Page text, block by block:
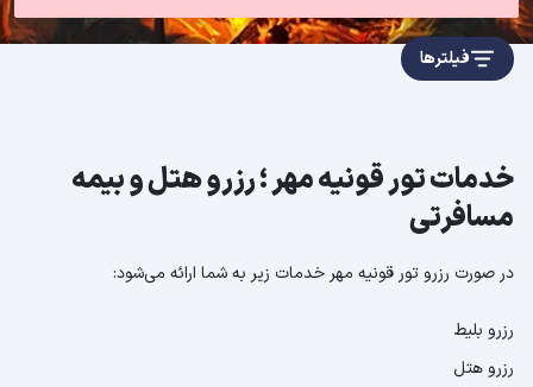
فیلترها
خدمات تور قونیه مهر ؛ رزرو هتل و بیمه
مسافرتی
در صورت رزرو تور قونیه مهر خدمات زیر به شما ارائه می‌شود:
رزرو بلیط
رزرو هتل